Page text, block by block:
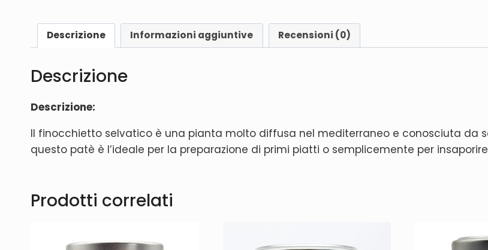
Descrizione Informazioni aggiuntive Recensioni (0)
Descrizione
Descrizione:
Il finocchietto selvatico è una pianta molto diffusa nel mediterraneo e conosciuta da
questo patè è l’ideale per la preparazione di primi piatti o semplicemente per
Prodotti correlati